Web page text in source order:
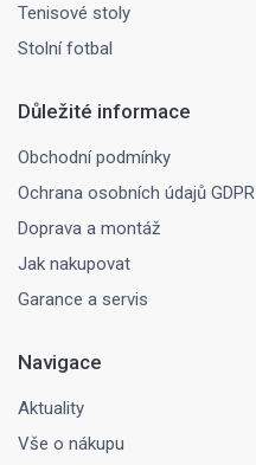
Tenisové stoly
Stolní fotbal
Důležité informace
Obchodní podmínky
Ochrana osobních údajů GDPR
Doprava a montáž
Jak nakupovat
Garance a servis
Navigace
Aktuality
Vše o nákupu